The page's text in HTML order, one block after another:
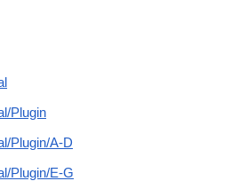
Plugin
Plugin/A-D
Plugin/E-G